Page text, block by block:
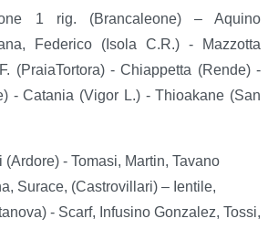
1 rig. (Brancaleone) – Aquino
Federico (Isola C.R.) - Mazzotta
(PraiaTortora) - Chiappetta (Rende) -
- Catania (Vigor L.) - Thioakane (San
(Ardore) - Tomasi, Martin, Tavano
Surace, (Castrovillari) – Ientile,
- Scarf, Infusino Gonzalez, Tossi,